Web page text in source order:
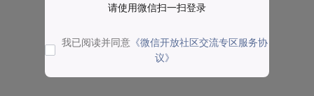
请使用微信扫一扫登录
我已阅读并同意 《微信开放社区交流专区服务协
议》